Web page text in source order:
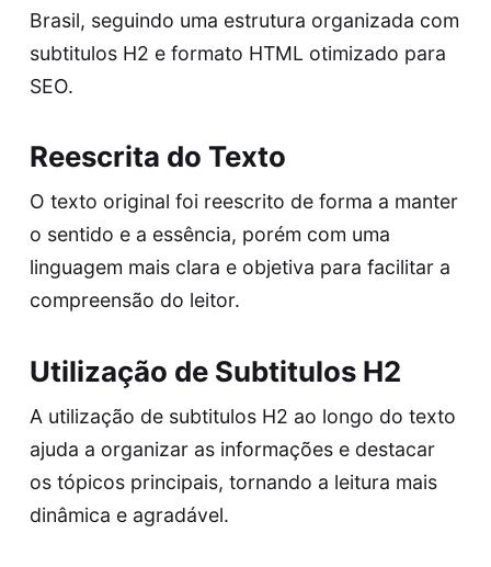
Brasil, seguindo uma estrutura organizada com
subtitulos H2 e formato HTML otimizado para
SEO.
Reescrita do Texto
O texto original foi reescrito de forma a manter
o sentido e a essência, porém com uma
linguagem mais clara e objetiva para facilitar a
compreensão do leitor.
Utilização de Subtitulos H2
A utilização de subtitulos H2 ao longo do texto
ajuda a organizar as informações e destacar
os tópicos principais, tornando a leitura mais
dinâmica e agradável.